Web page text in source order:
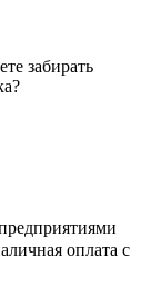
забирать
оплата с